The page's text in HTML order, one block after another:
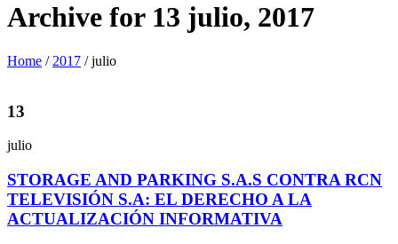
Archive for 13 julio, 2017
Home / 2017 /julio
13
julio
STORAGE AND PARKING S.A.S CONTRA RCN
TELEVISIÓN S.A: EL DERECHO A LA
ACTUALIZACIÓN INFORMATIVA